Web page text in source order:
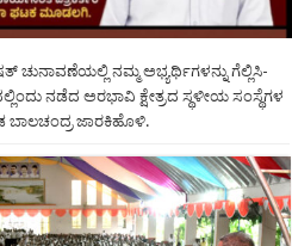
ಚುನಾವಣೆಯಲ್ಲಿ ನಮ್ಮ ಅಭ್ಯರ್ಥಿಗಳನ್ನು ಗೆಲ್ಲಿಸಿ-
ನಡೆದ ಅರಭಾವಿ ಕ್ಷೇತ್ರದ ಸ್ಥಳೀಯ ಸಂಸ್ಥೆಗಳ
ಜಾರಕಿಹೊಳಿ.